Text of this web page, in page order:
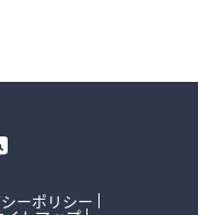
ーポリシー